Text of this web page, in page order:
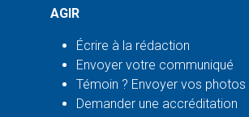
AGIR
Écrire à la rédaction
Envoyer votre communiqué
Témoin ? Envoyer vos photos
Demander une accréditation